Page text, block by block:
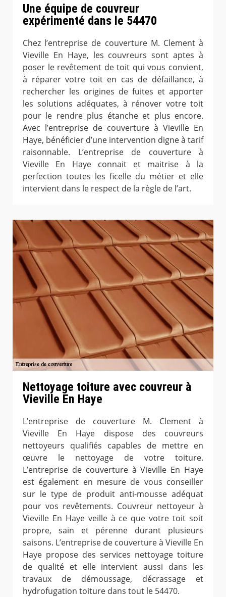
Une équipe de couvreur
expérimenté dans le 54470
Chez l’entreprise de couverture M. Clement à
Vieville En Haye, les couvreurs sont aptes à
poser le revêtement de toit qui vous convient,
à réparer votre toit en cas de défaillance, à
rechercher les origines de fuites et apporter
les solutions adéquates, à rénover votre toit
pour le rendre plus étanche et plus encore.
Avec l’entreprise de couverture à Vieville En
Haye, bénéficier d’une intervention digne à tarif
raisonnable. L’entreprise de couverture à
Vieville En Haye connait et maitrise à la
perfection toutes les ficelle du métier et elle
intervient dans le respect de la règle de l’art.
Nettoyage toiture avec couvreur à
Vieville En Haye
L’entreprise de couverture M. Clement à
Vieville En Haye dispose des couvreurs
nettoyeurs qualifiés capables de mettre en
œuvre le nettoyage de votre toiture.
L’entreprise de couverture à Vieville En Haye
est également en mesure de vous conseiller
sur le type de produit anti-mousse adéquat
pour vos revêtements. Couvreur nettoyeur à
Vieville En Haye veille à ce que votre toit soit
propre, sain et pérenne durant plusieurs
saisons. L’entreprise de couverture à Vieville En
Haye propose des services nettoyage toiture
de qualité et elle intervient aussi dans les
travaux de démoussage, décrassage et
hydrofugation toiture dans tout le 54470.